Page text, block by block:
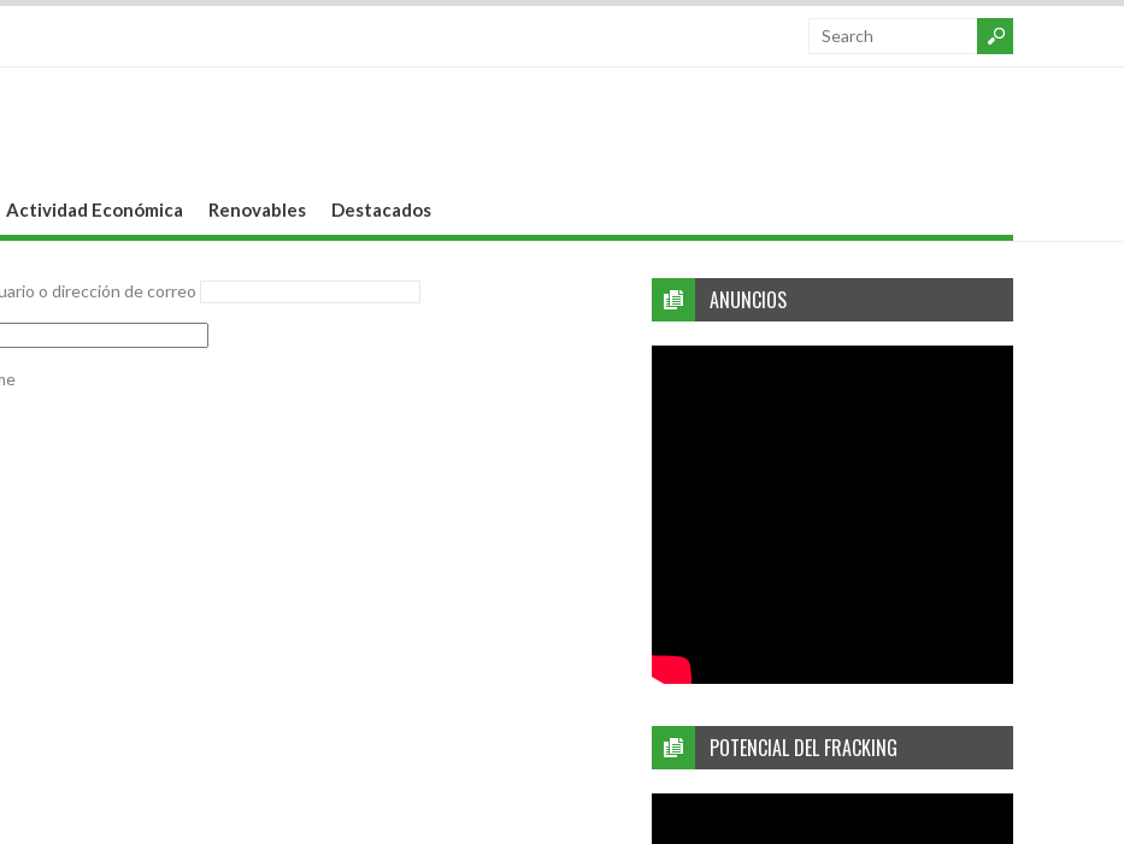
Actividad Económica Renovables Destacados
o dirección de correo ANUNCIOS
POTENCIAL DEL FRACKING